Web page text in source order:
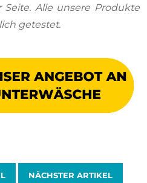
Alle unsere Produkte
getestet.
NÄCHSTER ARTIKEL